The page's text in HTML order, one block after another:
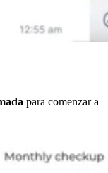
para comenzar a